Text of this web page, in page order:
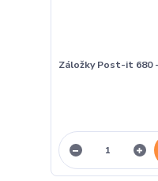
Záložky Post-it 680